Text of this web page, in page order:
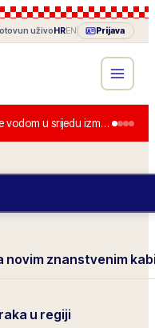
uživoHREN Prijava
Prekid opskrbe vodom u srijedu između 8.00 i 13.00 zbog zamjene zasuna.
novim znanstvenim
u regiji